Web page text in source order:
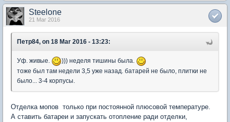
Steelone
21 Mar 2016
Петр84, on 18 Mar 2016 - 13:23:
Уф. живые.
))) неделя тишины была.
тоже был там недели 3,5 уже назад. батарей не было, плитки не
было... 3-4 корпусы.
Отделка мопов только при постоянной плюсовой температуре.
А ставить батареи и запускать отопление ради отделки,